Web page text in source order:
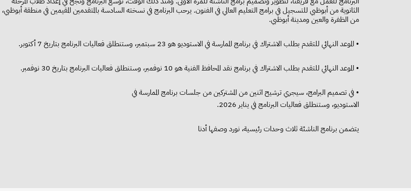
الثانوية من أبوظبي للتسجيل في برامج التعليم العالي في الفنون. يرحب البرنامج في نسخته السادسة بالمتقدمين المقيمين في منطقة أبوظبي،
من الظفرة والعين ومدينة أبوظبي.
• الموعد النهائي للتقدم بطلب الاشتراك في برنامج الممارسة في الاستوديو هو 23 سبتمبر، وستنطلق فعاليات البرنامج بتاريخ 7 أكتوبر.
• الموعد النهائي للتقدم بطلب الاشتراك في برنامج نقد المحافظ الفنية هو 10 نوفمبر، وستنطلق فعاليات البرنامج بتاريخ 30 نوفمبر.
• في تصميم البرامج، سيجري ترشيح اثنين من المشتركين من جلسات برنامج الممارسة في
الاستوديو، وستنطلق فعاليات البرنامج في يناير 2026.
يتضمن برنامج الناشئة ثلاث وحدات رئيسية، نورد وصفها أدنا